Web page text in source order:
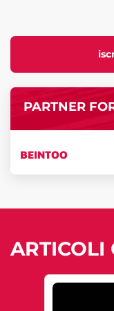
PARTNER
BEINTOO
ARTICOLI